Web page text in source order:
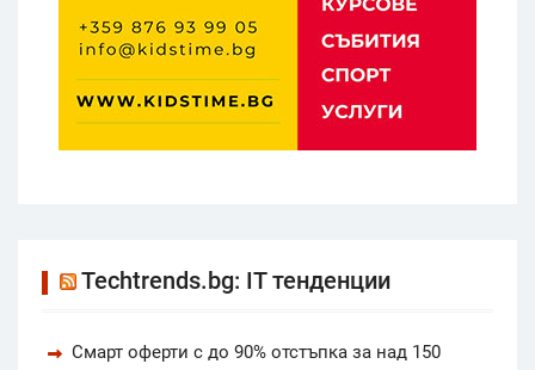
Techtrends.bg: IT тенденции
Смарт оферти с до 90% отстъпка за над 150